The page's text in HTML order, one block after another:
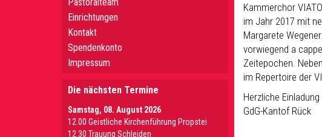
Kammerchor
im Jahr 2017 mit
Margarete
vorwiegend a
Zeitepochen.
im Repertoire der
Herzliche
GdG-Kantof Rück
Einrichtungen
Kontakt
Spendenkonto
Impressum
Die nächsten Termine
Samstag, 08. August 2026
12.00 Geistliche Kirchenführung Propstei
12.30 Trauung Schleiden